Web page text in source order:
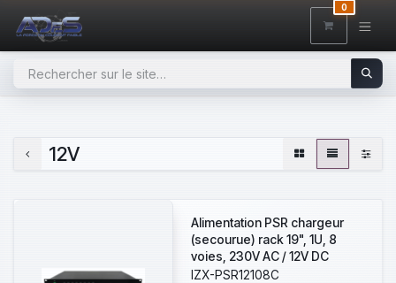
0
12V
Alimentation PSR chargeur
(secourue) rack 19", 1U, 8
voies, 230V AC / 12V DC
(13,8V) / 10A, voyant d'état
IZX-PSR12108C